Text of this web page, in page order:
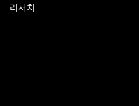
리서치